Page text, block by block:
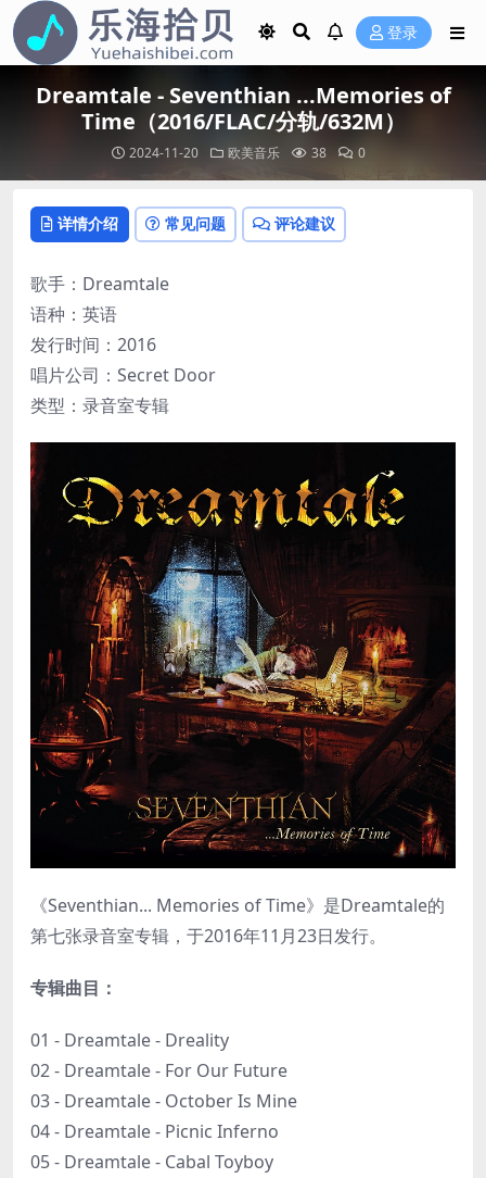
登录
Dreamtale - Seventhian ...Memories of
Time（2016/FLAC/分轨/632M）
2024-11-20 欧美音乐 38 0
详情介绍 常见问题 评论建议
歌手：Dreamtale
语种：英语
发行时间：2016
唱片公司：Secret Door
类型：录音室专辑
《Seventhian... Memories of Time》是Dreamtale的
第七张录音室专辑，于2016年11月23日发行。
专辑曲目：
01 - Dreamtale - Dreality
02 - Dreamtale - For Our Future
03 - Dreamtale - October Is Mine
04 - Dreamtale - Picnic Inferno
05 - Dreamtale - Cabal Toyboy